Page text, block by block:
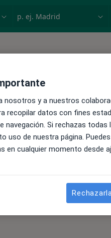
nosotros y a nuestros
recopilar datos con fines
navegación. Si rechazas
uso de nuestra página.
en cualquier momento desde